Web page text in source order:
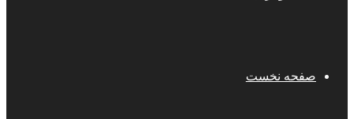
صفحه نخست